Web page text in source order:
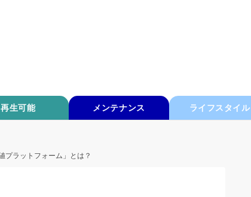
再生可能 メンテナンス ライフスタイル
プラットフォーム」とは？